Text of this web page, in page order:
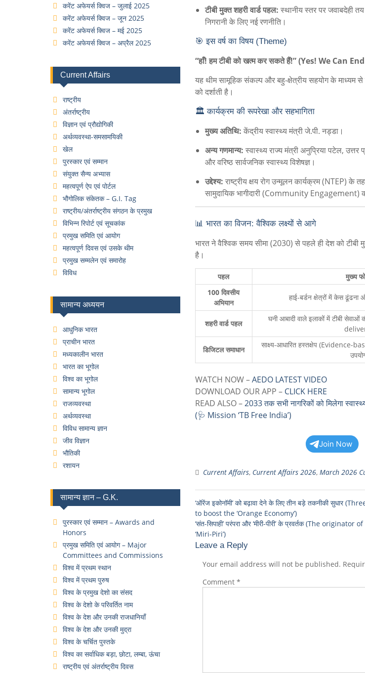
टीबी मुक्त शहरी वार्ड पहल: स्थानीय स्तर पर जवाबदेही
निगरानी के लिए नई रणनीति।
🎯 इस वर्ष का विषय (Theme)
“हाँ! हम टीबी को खत्म कर सकते हैं!” (Yes! We Can
यह थीम सामूहिक संकल्प और बहु-क्षेत्रीय सहयोग के माध्यम से
को दर्शाती है।
🏛️ कार्यक्रम की रूपरेखा और सहभागिता
मुख्य अतिथि: केंद्रीय स्वास्थ्य मंत्री जे.पी. नड्डा।
अन्य गणमान्य: स्वास्थ्य राज्य मंत्री अनुप्रिया पटेल,
और वरिष्ठ सार्वजनिक स्वास्थ्य विशेषज्ञ।
उद्देश्य: राष्ट्रीय क्षय रोग उन्मूलन कार्यक्रम (NTEP) के
सामुदायिक भागीदारी (Community Engagement)
📊 भारत का विजन: वैश्विक लक्ष्यों से आगे
भारत ने वैश्विक समय सीमा (2030) से पहले ही देश को टीबी
है।
पहल
मुख्य
100 दिवसीय
अभियान
हाई-बर्डन क्षेत्रों में केस ढूंढना
शहरी वार्ड पहल
घनी आबादी वाले इलाकों में टीबी
डिजिटल समाधान
साक्ष्य-आधारित हस्तक्षेप (Evidence-
WATCH NOW –AEDO LATEST VIDEO
DOWNLOAD OUR APP – CLICK HERE
READ ALSO –2033 तक सभी नागरिकों को मिलेगा
(🩺 Mission ‘TB Free India’)
Join Now
Current Affairs, Current Affairs 2026, March 2026
‘ऑरेंज इकोनॉमी’ को बढ़ावा देने के लिए तीन बड़े तकनीकी सुधार
to boost the ‘Orange Economy’)
‘संत-सिपाही’ परंपरा और ‘मीरी-पीरी’ के प्रवर्तक (The
‘Miri-Piri’)
Leave a Reply
Your email address will not be published.
Comment *
करेंट अफेयर्स क्विज – जुलाई 2025
करेंट अफेयर्स क्विज – जून 2025
करेंट अफेयर्स क्विज – मई 2025
करेंट अफेयर्स क्विज – अप्रैल 2025
Current Affairs
राष्ट्रीय
अंतर्राष्ट्रीय
विज्ञान एवं प्रौद्योगिकी
अर्थव्यवस्था-समसामयिकी
खेल
पुरस्कार एवं सम्मान
संयुक्त सैन्य अभ्यास
महत्वपूर्ण ऐप एवं पोर्टल
भौगोलिक संकेतक – G.I. Tag
राष्ट्रीय/अंतर्राष्ट्रीय संगठन के प्रमुख
विभिन्न रिपोर्ट एवं सूचकांक
प्रमुख समिति एवं आयोग
महत्वपूर्ण दिवस एवं उसके थीम
प्रमुख सम्मलेन एवं समारोह
विविध
सामान्य अध्ययन
आधुनिक भारत
प्राचीन भारत
मध्यकालीन भारत
भारत का भूगोल
विश्व का भूगोल
सामान्य भूगोल
राजव्यवस्था
अर्थव्यवस्था
विविध सामान्य ज्ञान
जीव विज्ञान
भौतिकी
रशायन
सामान्य ज्ञान – G.K.
पुरस्कार एवं सम्मान – Awards and
Honors
प्रमुख समिति एवं आयोग – Major
Committees and Commissions
विश्व में प्रथम स्थान
विश्व में प्रथम पुरुष
विश्व के प्रमुख देशो का संसद
विश्व के देशो के परिवर्तित नाम
विश्व के देश और उनकी राजधानियाँ
विश्व के देश और उनकी मुद्रा
विश्व के चर्चित पुस्तके
विश्व का सर्वाधिक बड़ा, छोटा, लम्बा, ऊंचा
राष्ट्रीय एवं अंतर्राष्ट्रीय दिवस